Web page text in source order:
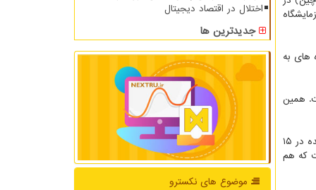
و به آزمایشگاه
گیری شد. داده های به
همین
به علاوه مشخص شد هر چه مدت زمان دم کردن چای طولانی تری شود، مقدار سرب در آنها بالاتر می رود. بطوریکه مقدار سرب در چای دم شده در ۱۵
که هم
اختلال در اقتصاد دیجیتال
جدیدترین ها
موضوع های نكسترو